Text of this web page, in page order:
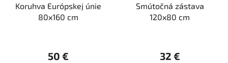
Koruhva Európskej únie
80x160 cm
50 €
Smútočná zástava
120x80 cm
32 €